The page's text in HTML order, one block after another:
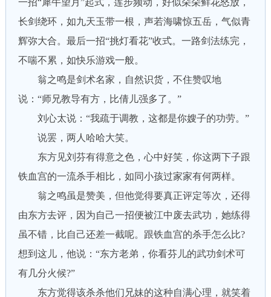
一招“犀牛望月”起式，莲步频动，好似朵朵鲜花怒放，
长剑绕环，如九天玉带一根，声若海啸惊五岳，气似青
辉弥大合。最后一招“挑灯看花”收式。一路剑法练完，
不喘不累，如快乐游戏一般。
翁之鸣是剑术名家，自然识货，不住赞叹地
说：“师兄教导有方，比倩儿强多了。”
刘心太说：“我疏于调教，这都是你嫂子的功劳。”
说罢，两人哈哈大笑。
东方见刘芬有得意之色，心中好笑，你这两下子跟
铁血宫的一流杀手相比，如同小孩过家家有何两样。
翁之鸣虽是赞美，但他觉得要真正评定等次，还得
由东方去评，因为自己一招便被江中废去武功，她练得
虽不错，比自己还差一截呢。跟铁血宫的杀手怎么比?
想到这儿，他说：“东方老弟，你看芬儿的武功剑术可
有几分火候?”
东方觉得该杀杀他们兄妹的这种自满心理，就笑着